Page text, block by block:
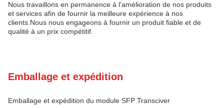
Nous travaillons en permanence à l'amélioration de nos produits
et services afin de fournir la meilleure expérience à nos
clients.Nous nous engageons à fournir un produit fiable et de
qualité à un prix compétitif.
Emballage et expédition
Emballage et expédition du module SFP Transciver